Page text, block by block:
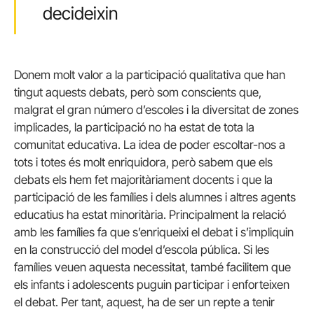
decideixin
Donem molt valor a la participació qualitativa que han
tingut aquests debats, però som conscients que,
malgrat el gran número d’escoles i la diversitat de zones
implicades, la participació no ha estat de tota la
comunitat educativa. La idea de poder escoltar-nos a
tots i totes és molt enriquidora, però sabem que els
debats els hem fet majoritàriament docents i que la
participació de les famílies i dels alumnes i altres agents
educatius ha estat minoritària. Principalment la relació
amb les famílies fa que s’enriqueixi el debat i s’impliquin
en la construcció del model d’escola pública. Si les
famílies veuen aquesta necessitat, també facilitem que
els infants i adolescents puguin participar i enforteixen
el debat. Per tant, aquest, ha de ser un repte a tenir